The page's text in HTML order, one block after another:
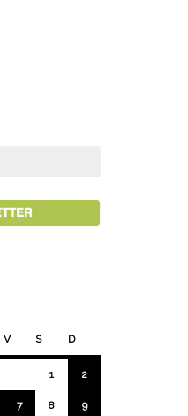
V S D
1 2
7 8 9